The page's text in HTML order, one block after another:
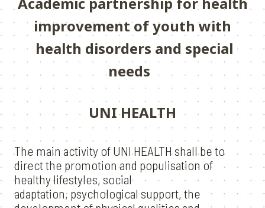
improvement of youth with
health disorders and special
needs
UNI HEALTH
The main activity of UNI HEALTH shall be to
direct the promotion and populisation of
healthy lifestyles, social
adaptation, psychological support, the